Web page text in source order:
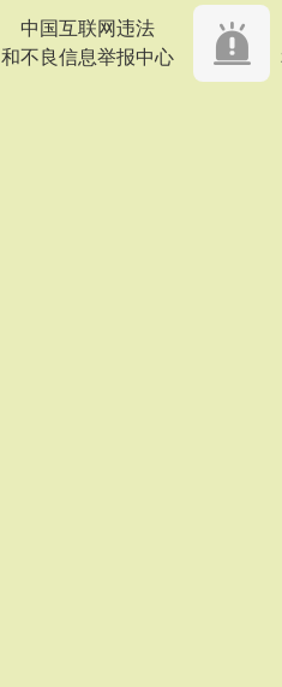
中国互联网违法
和不良信息举报中心